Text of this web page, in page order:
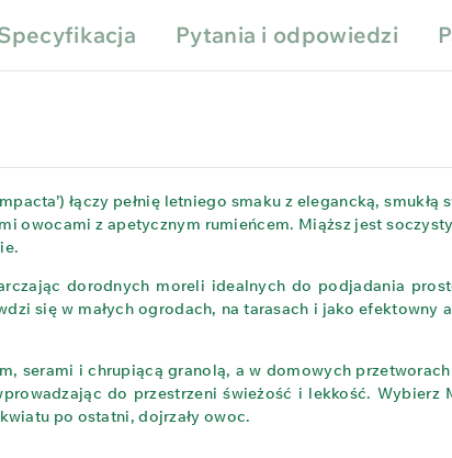
Pytania i odpowiedzi
łączy pełnię letniego smaku z elegancką,
owocami z apetycznym rumieńcem. Miąższ jest
dorodnych moreli idealnych do podjadania
się w małych ogrodach, na tarasach i jako efektowny
serami i chrupiącą granolą, a w domowych
do przestrzeni świeżość i lekkość. Wybierz
po ostatni, dojrzały owoc.